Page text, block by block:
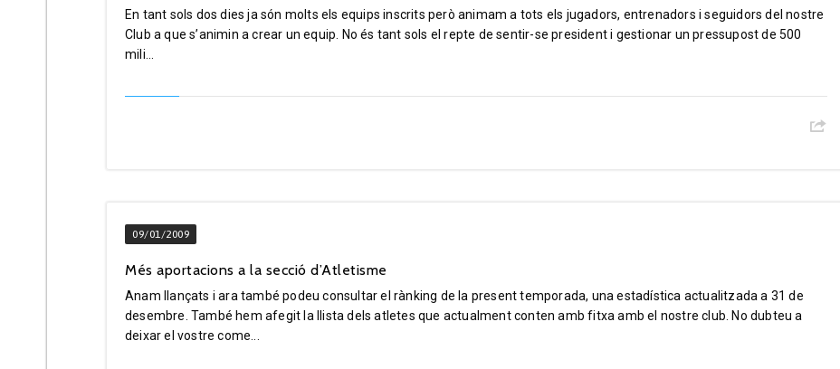
En tant sols dos dies ja són molts els equips inscrits però animam a tots els jugadors, entrenadors i seguidors del nostre
Club a que s’animin a crear un equip. No és tant sols el repte de sentir-se president i gestionar un pressupost de 500
mili...
09/01/2009
Més aportacions a la secció d’Atletisme
Anam llançats i ara també podeu consultar el rànking de la present temporada, una estadística actualitzada a 31 de
desembre. També hem afegit la llista dels atletes que actualment conten amb fitxa amb el nostre club. No dubteu a
deixar el vostre come...